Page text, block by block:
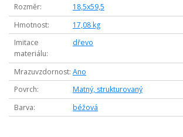
Rozměr
18,5x59,5
Hmotnost
17,08 kg
Imitace
materiálu
dřevo
Mrazuvzdornost Ano
Povrch
Matný, strukturovaný
Barva
béžová